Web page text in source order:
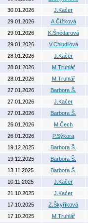
30.01.2026 J.Kačer
29.01.2026 A.Čížková
29.01.2026 K.Šnédarová
29.01.2026 V.Chludilová
28.01.2026 J.Kačer
28.01.2026 M.Truhlář
28.01.2026 M.Truhlář
27.01.2026 Barbora Š.
27.01.2026 J.Kačer
27.01.2026 Barbora Š.
26.01.2026 M.Čech
26.01.2026 P.Sýkora
19.12.2025 Barbora Š.
19.12.2025 Barbora Š.
13.11.2025 Barbora Š.
10.11.2025 J.Kačer
21.10.2025 J.Kačer
17.10.2025 Z.Škyříková
17.10.2025 M.Truhlář